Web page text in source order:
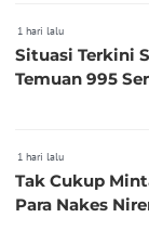
1 hari lalu
Situasi Terkini
Temuan 995
1 hari lalu
Tak Cukup
Para Nakes